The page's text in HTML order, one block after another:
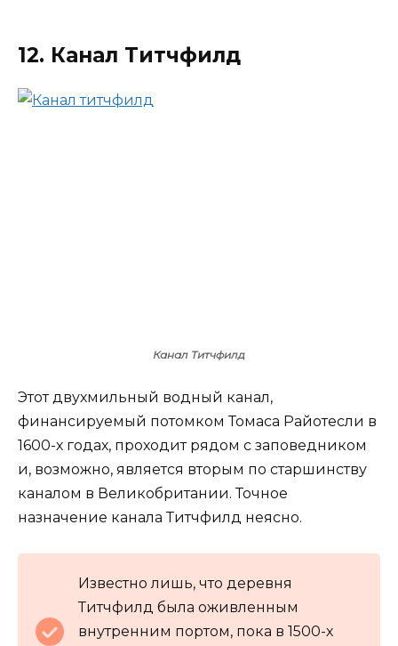
12. Канал Титчфилд
Канал Титчфилд
Этот двухмильный водный канал,
финансируемый потомком Томаса Райотесли в
1600-х годах, проходит рядом с заповедником
и, возможно, является вторым по старшинству
каналом в Великобритании. Точное
назначение канала Титчфилд неясно.
Известно лишь, что деревня
Титчфилд была оживленным
внутренним портом, пока в 1500-х